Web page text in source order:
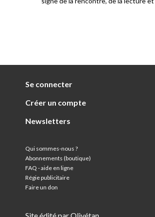
Se connecter
Créer un compte
Newsletters
Qui sommes-nous ?
Abonnements (boutique)
FAQ - aide en ligne
Régie publicitaire
Faire un don